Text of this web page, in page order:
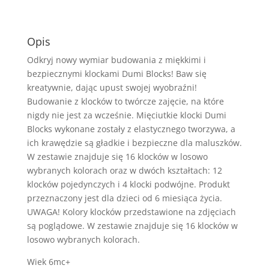
Opis
Odkryj nowy wymiar budowania z miękkimi i
bezpiecznymi klockami Dumi Blocks! Baw się
kreatywnie, dając upust swojej wyobraźni!
Budowanie z klocków to twórcze zajęcie, na które
nigdy nie jest za wcześnie. Mięciutkie klocki Dumi
Blocks wykonane zostały z elastycznego tworzywa, a
ich krawędzie są gładkie i bezpieczne dla maluszków.
W zestawie znajduje się 16 klocków w losowo
wybranych kolorach oraz w dwóch kształtach: 12
klocków pojedynczych i 4 klocki podwójne. Produkt
przeznaczony jest dla dzieci od 6 miesiąca życia.
UWAGA! Kolory klocków przedstawione na zdjęciach
są poglądowe. W zestawie znajduje się 16 klocków w
losowo wybranych kolorach.
Wiek 6mc+